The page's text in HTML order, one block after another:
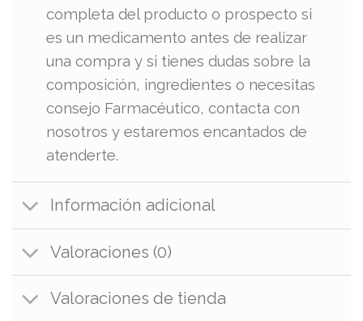
completa del producto o prospecto si
es un medicamento antes de realizar
una compra y si tienes dudas sobre la
composición, ingredientes o necesitas
consejo Farmacéutico, contacta con
nosotros y estaremos encantados de
atenderte.
Información adicional
Valoraciones (0)
Valoraciones de tienda